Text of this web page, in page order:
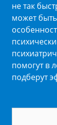
не так
может
помогут в
подберут